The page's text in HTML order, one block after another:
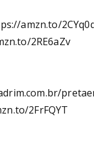
amzn.to/
2RE6aZv
2FrFQYT